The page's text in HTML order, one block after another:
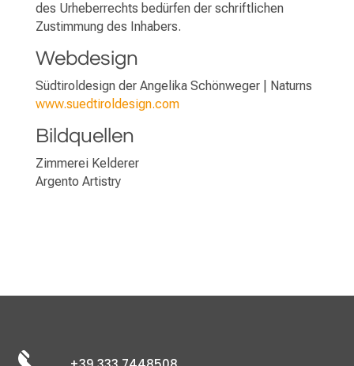
des Urheberrechts bedürfen der schriftlichen
Zustimmung des Inhabers.
Webdesign
Südtiroldesign der Angelika Schönweger | Naturns
www.suedtiroldesign.com
Bildquellen
Zimmerei Kelderer
Argento Artistry